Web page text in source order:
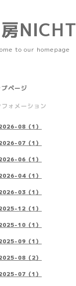
NICHT
to our homepage
プページ
フォメーション
08（1）
07（1）
06（1）
04（1）
03（1）
12（1）
10（1）
09（1）
08（2）
07（1）